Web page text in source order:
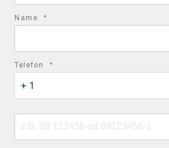
Name *
Telefon *
country
code
+ 1
number